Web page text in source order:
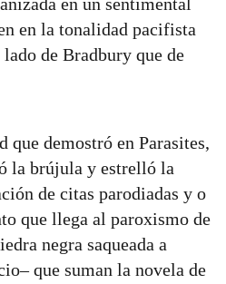
en un sentimental
en la tonalidad pacifista
de Bradbury que de
que demostró en Parasites,
la brújula y estrelló la
de citas parodiadas y o
que llega al paroxismo de
negra saqueada a
que suman la novela de